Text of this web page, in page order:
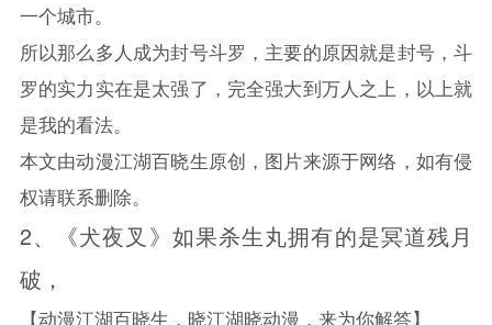
一个城市。
所以那么多人成为封号斗罗，主要的原因就是封号，斗
罗的实力实在是太强了，完全强大到万人之上，以上就
是我的看法。
本文由动漫江湖百晓生原创，图片来源于网络，如有侵
权请联系删除。
2、
《犬夜叉》如果杀生丸拥有的是冥道残月
破，
【动漫江湖百晓生，晓江湖晓动漫，来为你解答】